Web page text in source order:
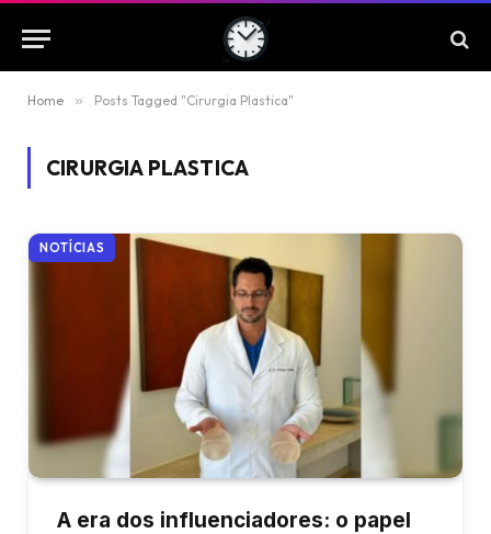
Home » Posts Tagged "Cirurgia Plastica"
CIRURGIA PLASTICA
NOTÍCIAS
A era dos influenciadores: o papel